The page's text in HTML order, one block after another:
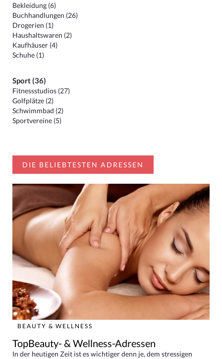
Bekleidung (6)
Buchhandlungen (26)
Drogerien (1)
Haushaltswaren (2)
Kaufhäuser (4)
Schuhe (1)
Sport (36)
Fitnessstudios (27)
Golfplätze (2)
Schwimmbad (2)
Sportvereine (5)
DIE BELIEBTESTEN ADRESSEN
BEAUTY & WELLNESS
TopBeauty- & Wellness-Adressen
In der heutigen Zeit ist es wichtiger denn je, dem stressigen